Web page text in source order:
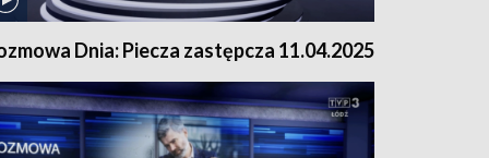
Dnia: Piecza zastępcza 11.04.2025